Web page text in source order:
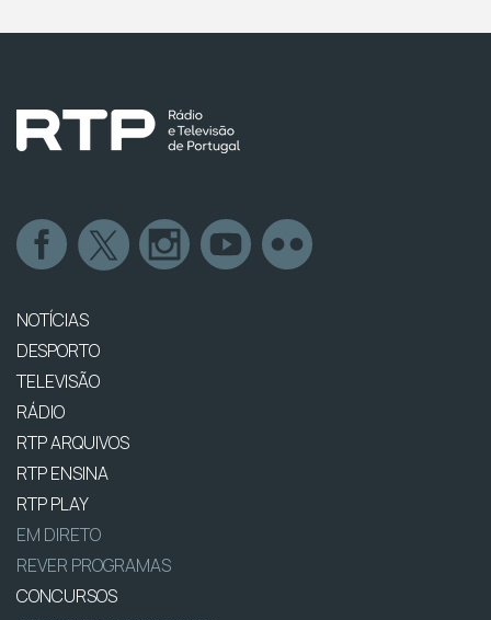
NOTÍCIAS
DESPORTO
TELEVISÃO
RÁDIO
RTP ARQUIVOS
RTP ENSINA
RTP PLAY
EM DIRETO
REVER PROGRAMAS
CONCURSOS